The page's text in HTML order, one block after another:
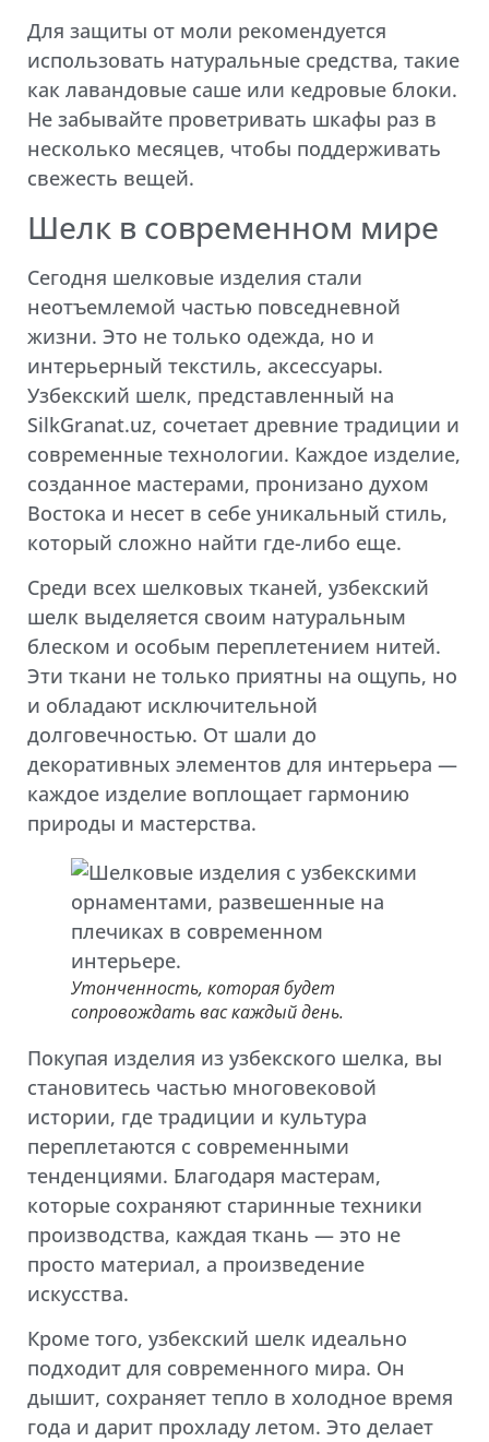
Для защиты от моли рекомендуется
использовать натуральные средства, такие
как лавандовые саше или кедровые блоки.
Не забывайте проветривать шкафы раз в
несколько месяцев, чтобы поддерживать
свежесть вещей.
Шелк в современном мире
Сегодня шелковые изделия стали
неотъемлемой частью повседневной
жизни. Это не только одежда, но и
интерьерный текстиль, аксессуары.
Узбекский шелк, представленный на
SilkGranat.uz, сочетает древние традиции и
современные технологии. Каждое изделие,
созданное мастерами, пронизано духом
Востока и несет в себе уникальный стиль,
который сложно найти где-либо еще.
Среди всех шелковых тканей, узбекский
шелк выделяется своим натуральным
блеском и особым переплетением нитей.
Эти ткани не только приятны на ощупь, но
и обладают исключительной
долговечностью. От шали до
декоративных элементов для интерьера —
каждое изделие воплощает гармонию
природы и мастерства.
Утонченность, которая будет
сопровождать вас каждый день.
Покупая изделия из узбекского шелка, вы
становитесь частью многовековой
истории, где традиции и культура
переплетаются с современными
тенденциями. Благодаря мастерам,
которые сохраняют старинные техники
производства, каждая ткань — это не
просто материал, а произведение
искусства.
Кроме того, узбекский шелк идеально
подходит для современного мира. Он
дышит, сохраняет тепло в холодное время
года и дарит прохладу летом. Это делает